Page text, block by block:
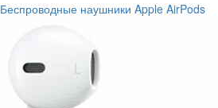
Беспроводные наушники Apple AirPods